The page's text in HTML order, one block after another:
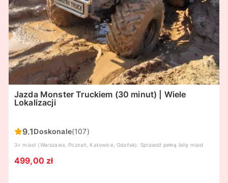
Jazda Monster Truckiem (30 minut) | Wiele
Lokalizacji
9.1Doskonale(107)
3+ miast (Warszawa, Poznań, Katowice, Gdańsk). Sprawdź pełną listę miast
499,00 zł